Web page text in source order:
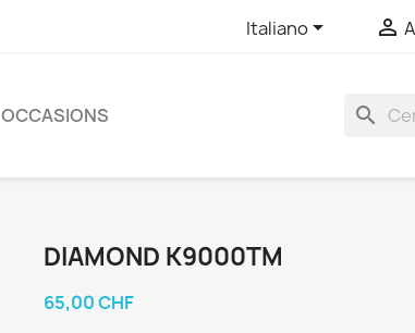
Italiano 
OCCASIONS search
DIAMOND K9000TM
65,00 CHF